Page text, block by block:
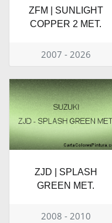
ZFM | SUNLIGHT
COPPER 2 MET.
2007 - 2026
ZJD | SPLASH
GREEN MET.
2008 - 2010